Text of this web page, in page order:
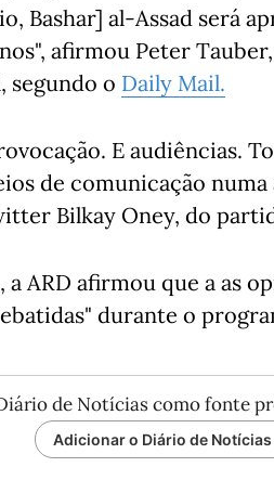
Bashar] al-Assad será
afirmou Peter
segundo o Daily Mail.
E audiências.
de comunicação
Bilkay Oney, do
a ARD afirmou que a as
durante o
de Notícias como fonte
Adicionar o Diário de